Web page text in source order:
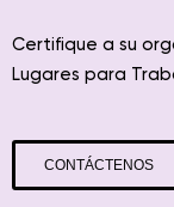
Certifique a su
Lugares para
CONTÁCTENOS